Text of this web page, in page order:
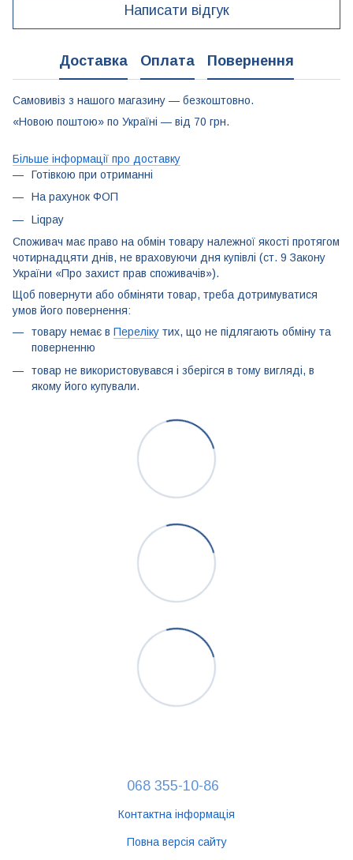
Написати відгук
Доставка Оплата Повернення
Самовивіз з нашого магазину — безкоштовно.
«Новою поштою» по Україні — від 70 грн.
Більше інформації про доставку
Готівкою при отриманні
На рахунок ФОП
Liqpay
Споживач має право на обмін товару належної якості протягом
чотирнадцяти днів, не враховуючи дня купівлі (ст. 9 Закону
України «Про захист прав споживачів»).
Щоб повернути або обміняти товар, треба дотримуватися
умов його повернення:
товару немає в Переліку тих, що не підлягають обміну та
поверненню
товар не використовувався і зберігся в тому вигляді, в
якому його купували.
068 355-10-86
Контактна інформація
Повна версія сайту